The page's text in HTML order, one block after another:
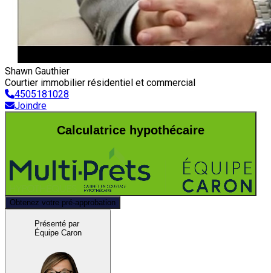
Shawn Gauthier
Courtier immobilier résidentiel et commercial
4505181028
Joindre
Calculatrice hypothécaire
Obtenez votre pré-approbation
Présenté par
Équipe Caron